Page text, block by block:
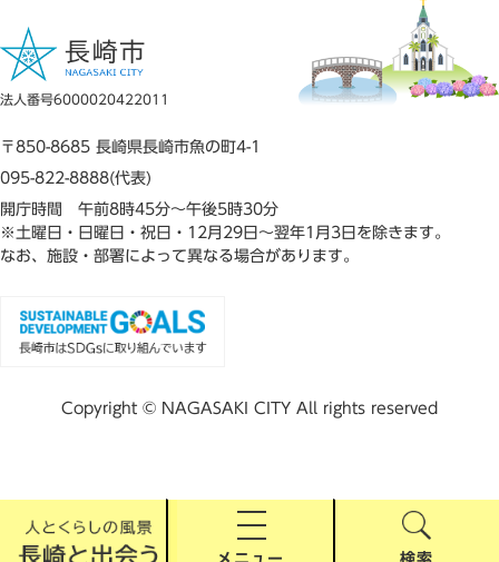
メニュー 検索
法人番号6000020422011
〒850-8685 長崎県長崎市魚の町4-1
095-822-8888(代表)
開庁時間 午前8時45分～午後5時30分
※土曜日・日曜日・祝日・12月29日～翌年1月3日を除きます。
なお、施設・部署によって異なる場合があります。
Copyright © NAGASAKI CITY All rights reserved